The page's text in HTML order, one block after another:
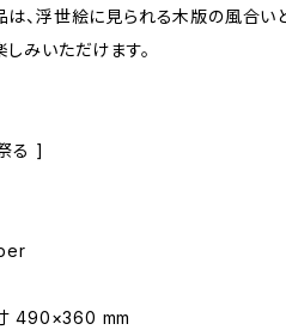
、浮世絵に見られる木版の風合い
みいただけます。
る ]
490×360 mm